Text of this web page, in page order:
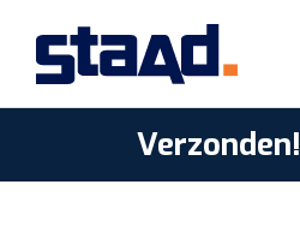
Verzonden!